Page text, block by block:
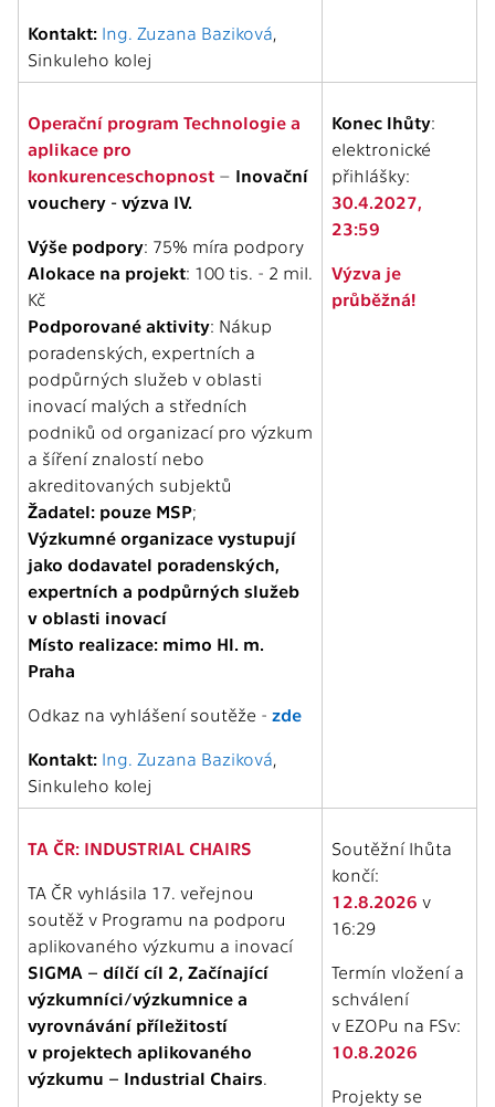
Kontakt: Ing. Zuzana Baziková,
Sinkuleho kolej
Operační program Technologie a
aplikace pro
konkurenceschopnost – Inovační
vouchery - výzva IV.
Výše podpory: 75% míra podpory
Alokace na projekt: 100 tis. - 2 mil.
Kč
Podporované aktivity: Nákup
poradenských, expertních a
podpůrných služeb v oblasti
inovací malých a středních
podniků od organizací pro výzkum
a šíření znalostí nebo
akreditovaných subjektů
Žadatel: pouze MSP;
Výzkumné organizace vystupují
jako dodavatel poradenských,
expertních a podpůrných služeb
v oblasti inovací
Místo realizace: mimo Hl. m.
Praha
Odkaz na vyhlášení soutěže - zde
Kontakt: Ing. Zuzana Baziková,
Sinkuleho kolej
Konec lhůty:
elektronické
přihlášky:
30.4.2027,
23:59
Výzva je
průběžná!
TA ČR: INDUSTRIAL CHAIRS
TA ČR vyhlásila 17. veřejnou
soutěž v Programu na podporu
aplikovaného výzkumu a inovací
SIGMA – dílčí cíl 2, Začínající
výzkumníci/výzkumnice a
vyrovnávání příležitostí
v projektech aplikovaného
výzkumu – Industrial Chairs.
Soutěžní lhůta
končí:
12.8.2026 v
16:29
Termín vložení a
schválení
v EZOPu na FSv:
10.8.2026
Projekty se